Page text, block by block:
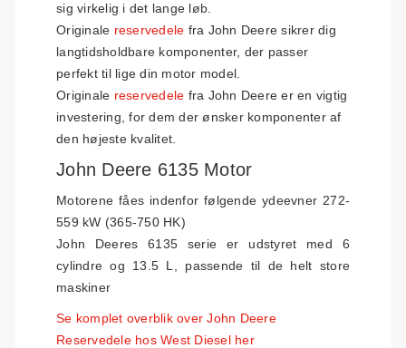
sig virkelig i det lange løb.
Originale reservedele fra John Deere sikrer dig
langtidsholdbare komponenter, der passer
perfekt til lige din motor model.
Originale reservedele fra John Deere er en vigtig
investering, for dem der ønsker komponenter af
den højeste kvalitet.
John Deere 6135 Motor
Motorene fåes indenfor følgende ydeevner 272-
559 kW (365-750 HK)
John Deeres 6135 serie er udstyret med 6
cylindre og 13.5 L, passende til de helt store
maskiner
Se komplet overblik over John Deere
Reservedele hos West Diesel her